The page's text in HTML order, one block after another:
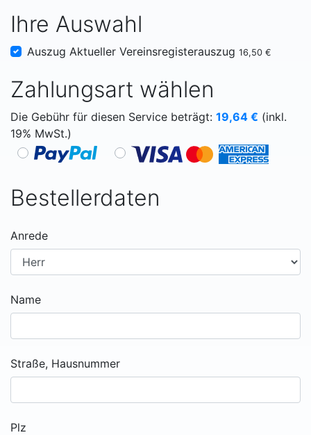
Ihre Auswahl
Auszug Aktueller Vereinsregisterauszug 16,50 €
Zahlungsart wählen
Die Gebühr für diesen Service beträgt: 19,64 € (inkl.
19% MwSt.)
Bestellerdaten
Anrede
Name
Straße, Hausnummer
Plz